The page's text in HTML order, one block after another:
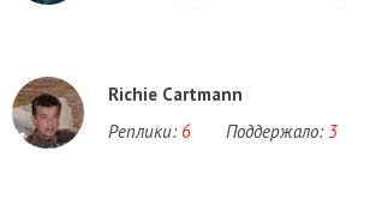
Richie Cartmann
Реплики: 6 Поддержало: 3